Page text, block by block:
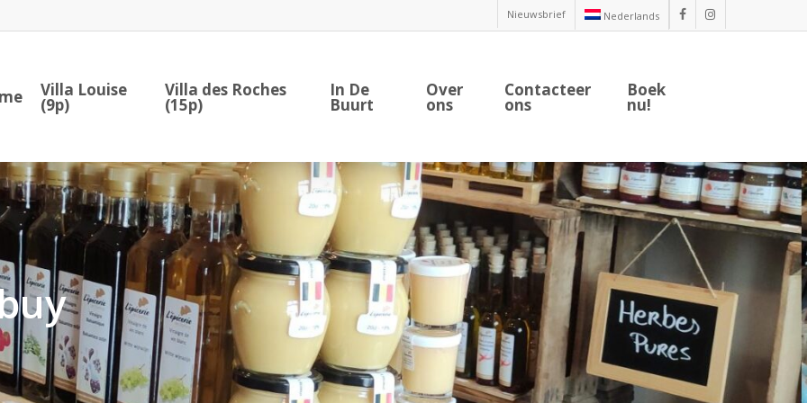
facebookinstagram
Nieuwsbrief Nederlands
Villa Louise
(9p)
Villa des Roches
(15p)
In De
Buurt
Over
ons
Contacteer
ons
Boek
nu!